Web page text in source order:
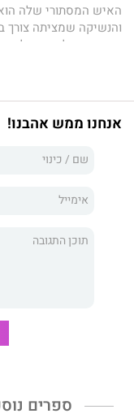
האיש המסתורי שלה
והנשיקה שמציתה צורך
בסוג חדש לגמרי של
זאהיר, שלמד כי אסור
אנחנו ממש אהבנו!
ספרים